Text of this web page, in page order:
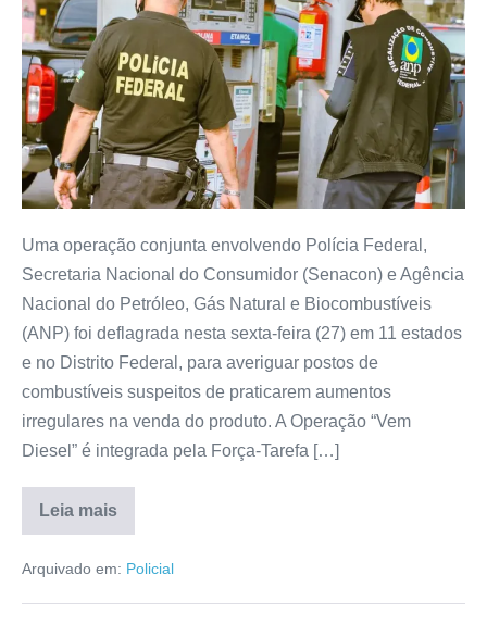
Uma operação conjunta envolvendo Polícia Federal,
Secretaria Nacional do Consumidor (Senacon) e Agência
Nacional do Petróleo, Gás Natural e Biocombustíveis
(ANP) foi deflagrada nesta sexta-feira (27) em 11 estados
e no Distrito Federal, para averiguar postos de
combustíveis suspeitos de praticarem aumentos
irregulares na venda do produto. A Operação “Vem
Diesel” é integrada pela Força-Tarefa […]
Leia mais
Arquivado em: Policial